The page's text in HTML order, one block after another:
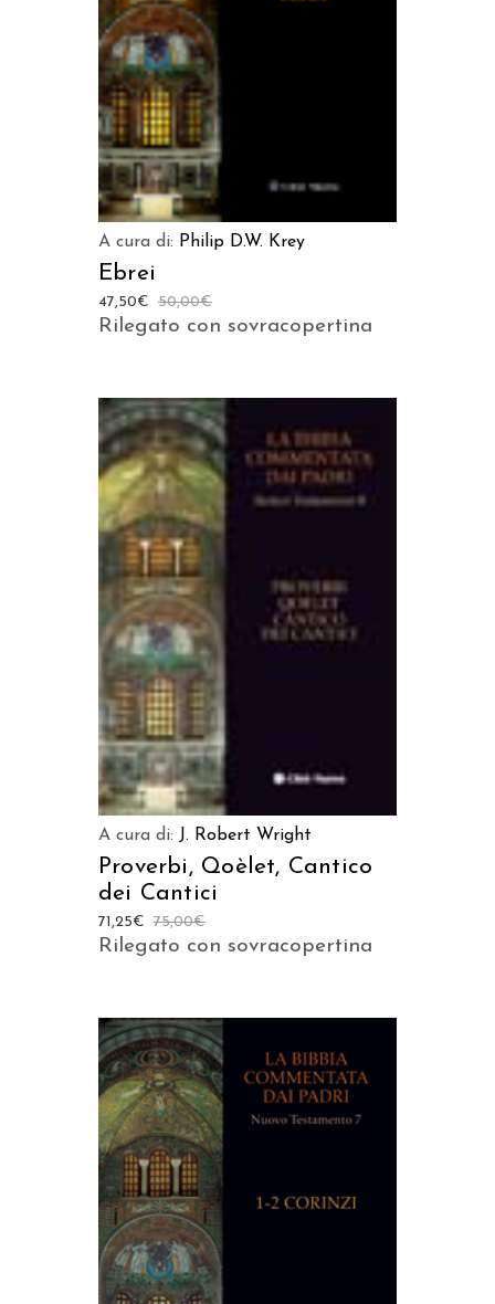
AGGIUNGI AL CARRELLO
A cura di: Philip D.W. Krey
Ebrei
50,00€
47,50€
Rilegato con sovracopertina
AGGIUNGI AL CARRELLO
A cura di: J. Robert Wright
Proverbi, Qoèlet, Cantico
dei Cantici
75,00€
71,25€
Rilegato con sovracopertina
AGGIUNGI AL CARRELLO